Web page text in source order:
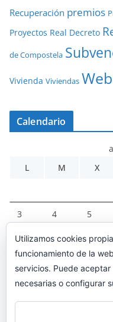
Recuperación premios
Proyectos Real Decreto
de Compostela
Vivienda Viviendas Web
Calendario
L
M X
3 4 5
10 11 12
17 18 19
24 25 26
Utilizamos cookies
funcionamiento de la
servicios. Puede
necesarias o configurar